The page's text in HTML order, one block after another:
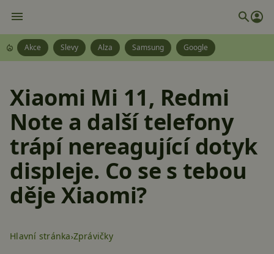
Akce Slevy Alza Samsung Google
Xiaomi Mi 11, Redmi
Note a další telefony
trápí nereagující dotyk
displeje. Co se s tebou
děje Xiaomi?
Hlavní stránka Zprávičky